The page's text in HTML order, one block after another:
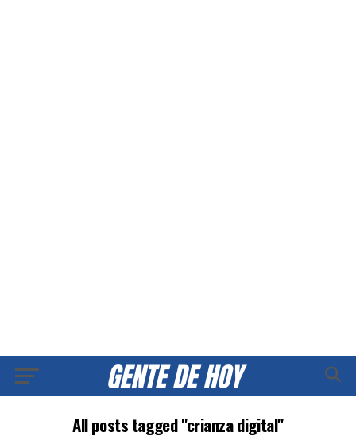
All posts tagged "crianza digital"